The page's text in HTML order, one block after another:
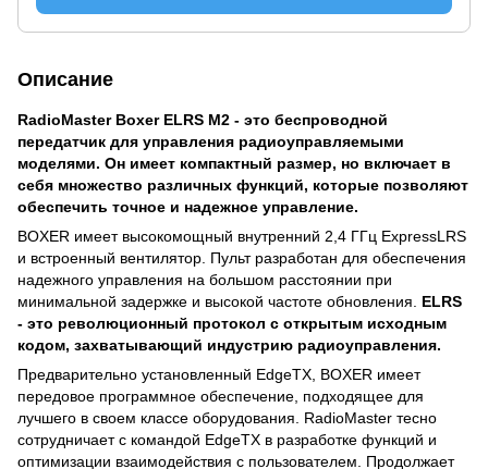
Описание
RadioMaster Boxer ELRS M2 - это беспроводной
передатчик для управления радиоуправляемыми
моделями. Он имеет компактный размер, но включает в
себя множество различных функций, которые позволяют
обеспечить точное и надежное управление.
BOXER имеет высокомощный внутренний 2,4 ГГц ExpressLRS
и встроенный вентилятор. Пульт разработан для обеспечения
надежного управления на большом расстоянии при
минимальной задержке и высокой частоте обновления. ELRS
- это революционный протокол с открытым исходным
кодом, захватывающий индустрию радиоуправления.
Предварительно установленный EdgeTX, BOXER имеет
передовое программное обеспечение, подходящее для
лучшего в своем классе оборудования. RadioMaster тесно
сотрудничает с командой EdgeTX в разработке функций и
оптимизации взаимодействия с пользователем. Продолжает